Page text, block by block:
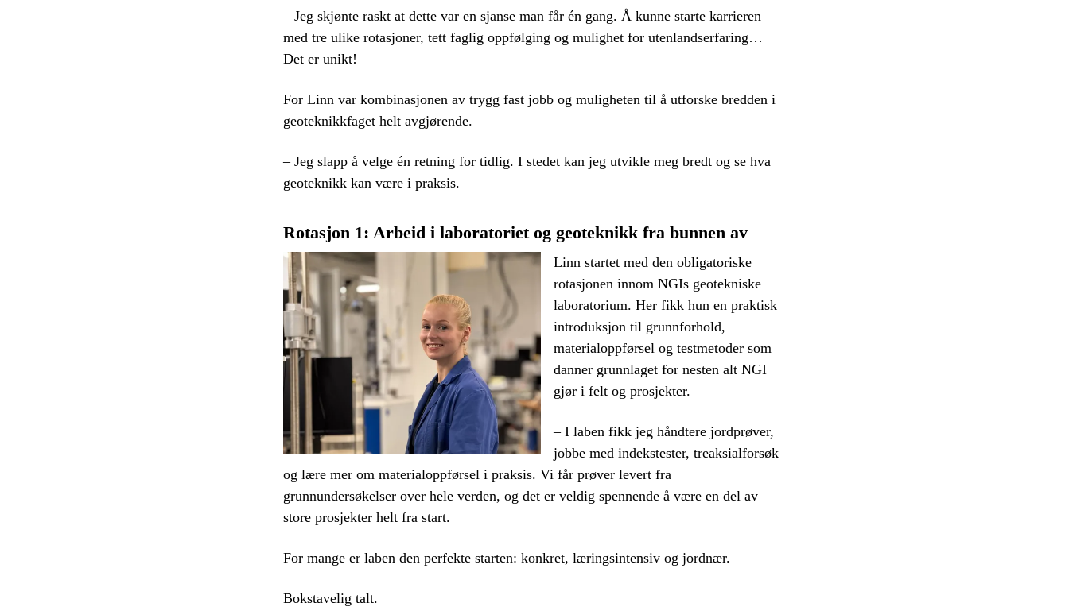
– Jeg skjønte raskt at dette var en sjanse man får én gang. Å kunne starte karrieren
med tre ulike rotasjoner, tett faglig oppfølging og mulighet for utenlandserfaring…
Det er unikt!
For Linn var kombinasjonen av trygg fast jobb og muligheten til å utforske bredden i
geoteknikkfaget helt avgjørende.
– Jeg slapp å velge én retning for tidlig. I stedet kan jeg utvikle meg bredt og se hva
geoteknikk kan være i praksis.
Rotasjon 1: Arbeid i laboratoriet og geoteknikk fra bunnen av
Linn startet med den obligatoriske
rotasjonen innom NGIs geotekniske
laboratorium. Her fikk hun en praktisk
introduksjon til grunnforhold,
materialoppførsel og testmetoder som
danner grunnlaget for nesten alt NGI
gjør i felt og prosjekter.
– I laben fikk jeg håndtere jordprøver,
jobbe med indekstester, treaksialforsøk
og lære mer om materialoppførsel i praksis. Vi får prøver levert fra
grunnundersøkelser over hele verden, og det er veldig spennende å være en del av
store prosjekter helt fra start.
For mange er laben den perfekte starten: konkret, læringsintensiv og jordnær.
Bokstavelig talt.